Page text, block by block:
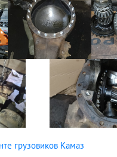
грузовиков Камаз